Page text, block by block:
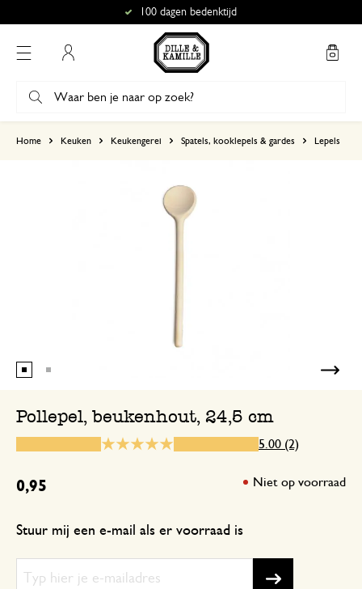
100 dagen bedenktijd
Home Keuken Keukengerei Spatels, kooklepels & gardes Lepels
Pollepel, beukenhout, 24,5 cm
5.00 (2)
0,95
Stuur mij een e-mail als er voorraad is
Niet op voorraad
5